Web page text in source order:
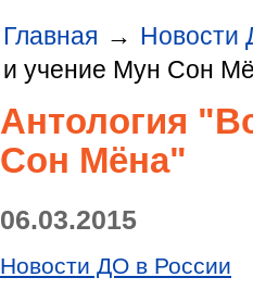
Главная → Новости
и учение Мун Сон
Антология
Сон Мёна"
06.03.2015
Новости ДО в России